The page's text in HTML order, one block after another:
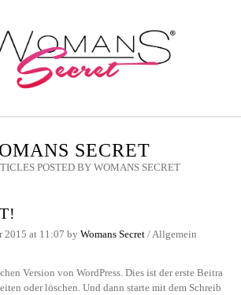
SECRET
POSTED BY WOMANS SECRET
2015 at 11:07 by Womans Secret /Allgemein
Version von WordPress. Dies ist der erste Beitra
oder löschen. Und dann starte mit dem Schreib